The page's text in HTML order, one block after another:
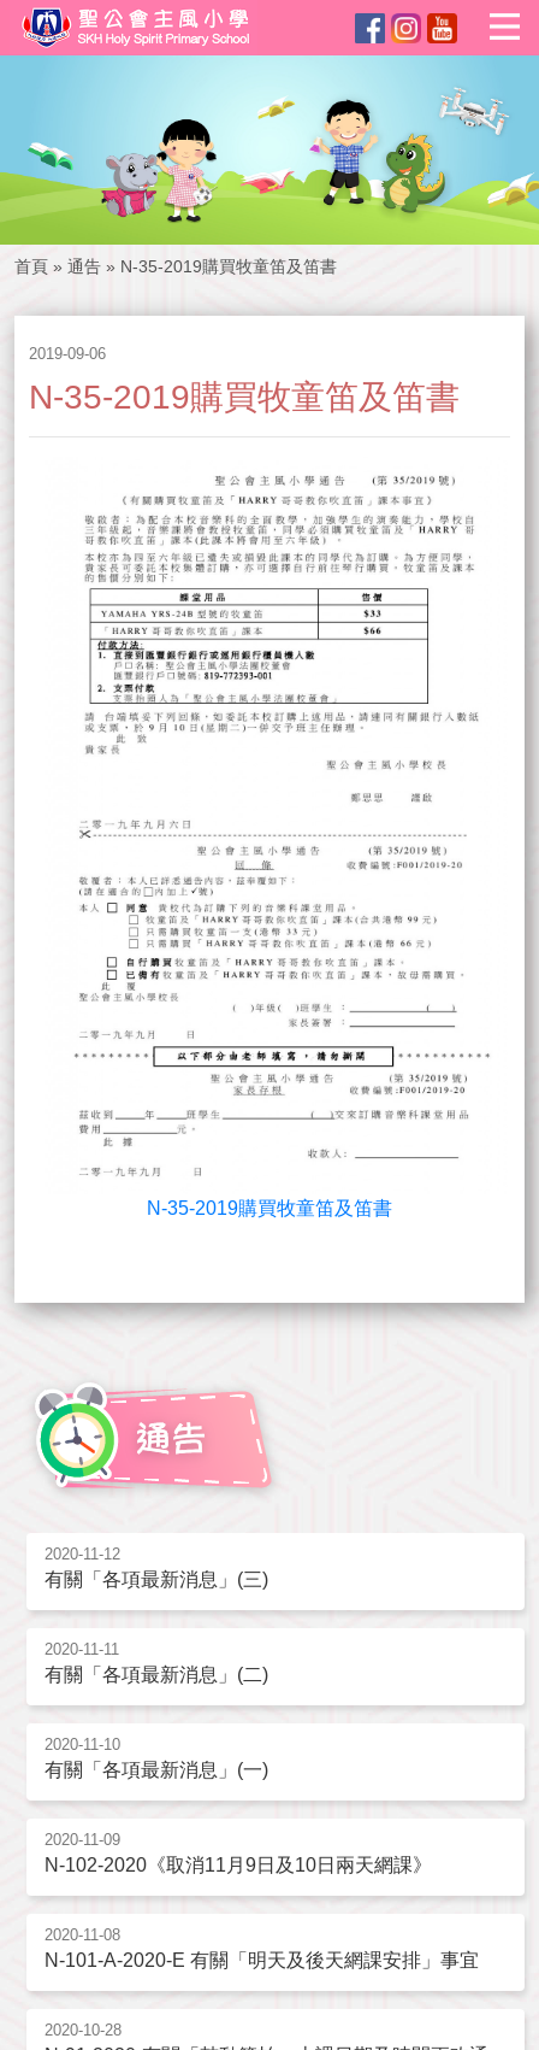
首頁 » 通告 » N-35-2019購買牧童笛及笛書
2019-09-06
N-35-2019購買牧童笛及笛書
N-35-2019購買牧童笛及笛書
2020-11-12
有關「各項最新消息」(三)
2020-11-11
有關「各項最新消息」(二)
2020-11-10
有關「各項最新消息」(一)
2020-11-09
N-102-2020《取消11月9日及10日兩天網課》
2020-11-08
N-101-A-2020-E 有關「明天及後天網課安排」事宜
2020-10-28